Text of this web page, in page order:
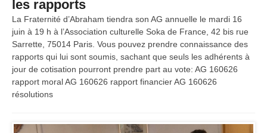
les rapports
La Fraternité d’Abraham tiendra son AG annuelle le mardi 16
juin à 19 h à l’Association culturelle Soka de France, 42 bis rue
Sarrette, 75014 Paris. Vous pouvez prendre connaissance des
rapports qui lui sont soumis, sachant que seuls les adhérents à
jour de cotisation pourront prendre part au vote: AG 160626
rapport moral AG 160626 rapport financier AG 160626
résolutions